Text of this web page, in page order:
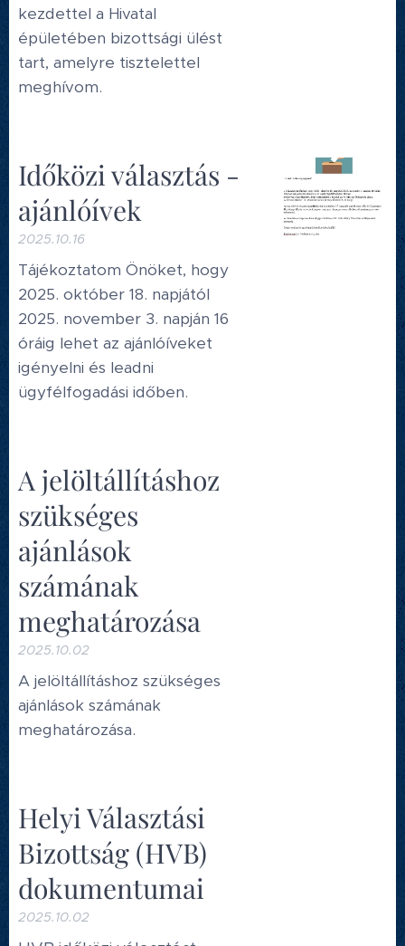
kezdettel a Hivatal
épületében bizottsági ülést
tart, amelyre tisztelettel
meghívom.
Időközi választás -
ajánlóívek
2025.10.16
Tájékoztatom Önöket, hogy
2025. október 18. napjától
2025. november 3. napján 16
óráig lehet az ajánlóíveket
igényelni és leadni
ügyfélfogadási időben.
A jelöltállításhoz
szükséges
ajánlások
számának
meghatározása
2025.10.02
A jelöltállításhoz szükséges
ajánlások számának
meghatározása.
Helyi Választási
Bizottság (HVB)
dokumentumai
2025.10.02